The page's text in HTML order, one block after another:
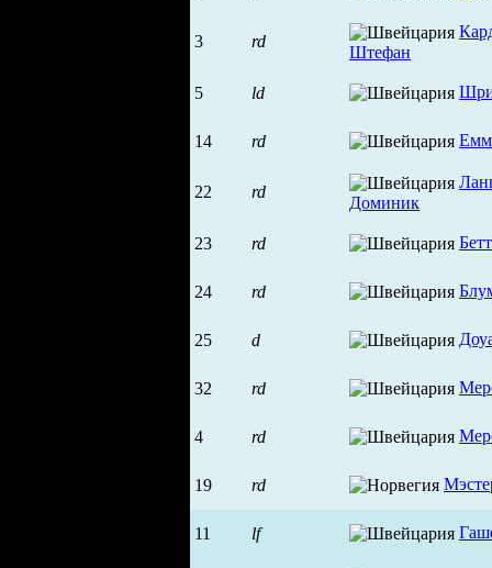
3 rd
Штефан
5 ld
14 rd
22 rd
Доминик
23 rd
24 rd
25 d
32 rd
4 rd
19 rd
11 lf